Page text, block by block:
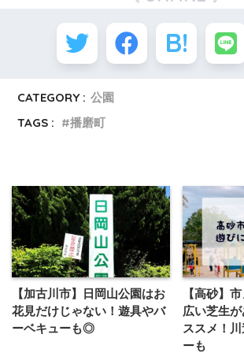
CATEGORY : 公園
TAGS :
播磨町
【加古川市】日岡山公園はお
花見だけじゃない！遊具やバ
ーベキューも◎
【高砂】
広い芝生
ススメ！
ーも